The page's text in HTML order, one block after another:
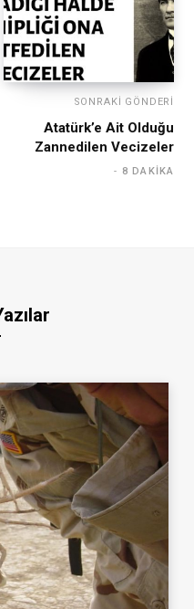
SONRAKI GÖNDERI
Atatürk’e Ait Olduğu
Zannedilen Vecizeler
8 DAKIKA